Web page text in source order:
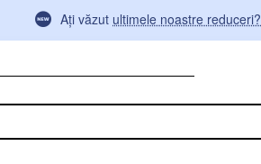
Ați văzut ultimele noastre reduceri?